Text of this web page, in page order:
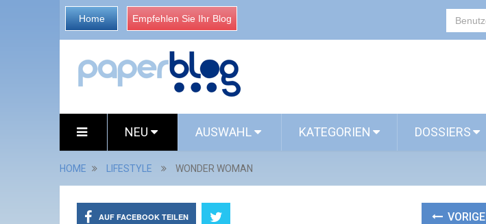
Home Empfehlen Sie Ihr Blog
NEU AUSWAHL KATEGORIEN DOSSIERS
HOME LIFESTYLE WONDER WOMAN
AUF FACEBOOK TEILEN VORIGE